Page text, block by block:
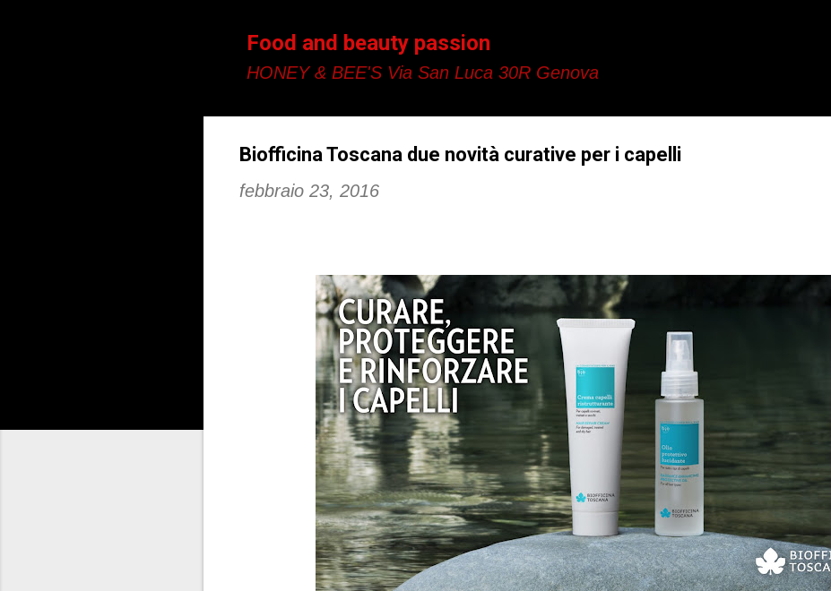
Food and beauty passion
HONEY & BEE'S Via San Luca 30R Genova
Biofficina Toscana due novità curative per i capelli
febbraio 23, 2016